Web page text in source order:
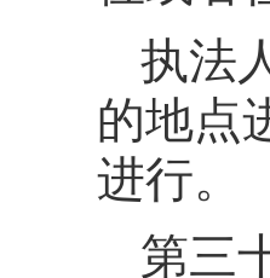
执法
的地点
进行。
第三